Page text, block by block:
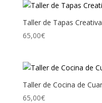
Taller de Tapas
65,00€
Taller de Cocina de
65,00€